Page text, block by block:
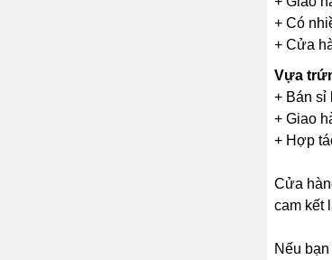
+ Có
+ Cửa
Vựa
+ Bán sỉ
+ Giao
+ Hợp
Cửa
cam kết
Nếu